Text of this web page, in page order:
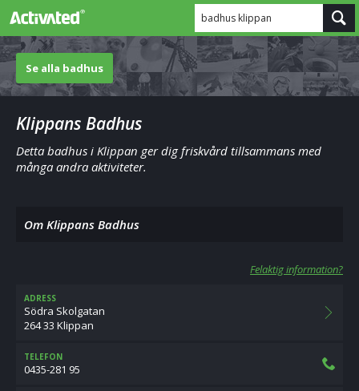
badhus klippan
Se alla badhus
Klippans Badhus
Detta badhus i Klippan ger dig friskvård tillsammans med
många andra aktiviteter.
Om Klippans Badhus
Felaktig information?
ADRESS
Södra Skolgatan
264 33 Klippan
TELEFON
0435-281 95